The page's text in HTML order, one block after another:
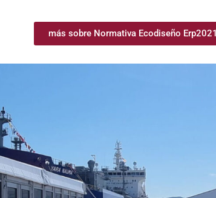
más sobre Normativa Ecodiseño Erp2021